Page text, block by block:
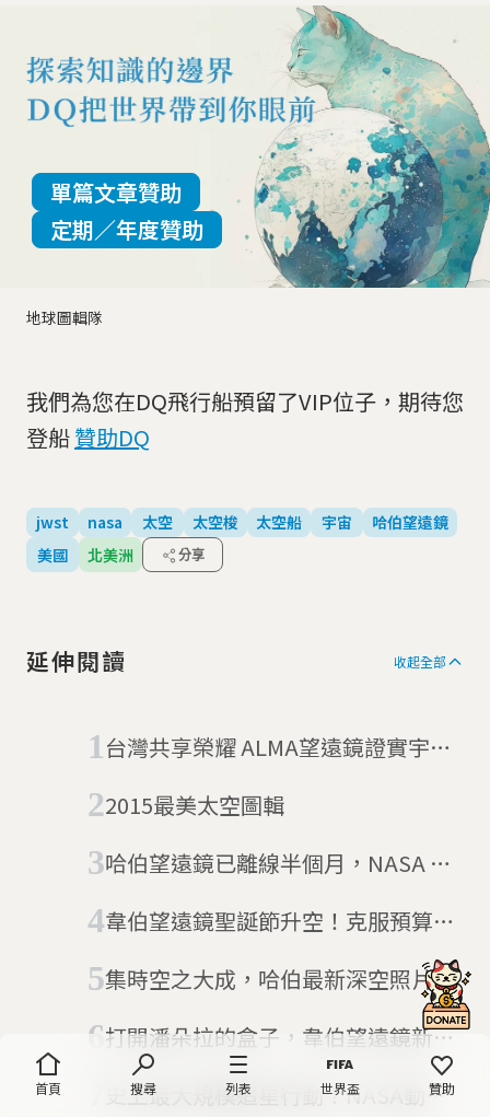
首頁 搜尋 列表 世界盃 贊助
地球圖輯隊
單篇文章贊助
定期／年度贊助
我們為您在DQ飛行船預留了VIP位子，期待您
登船贊助DQ
jwst nasa 太空 太空梭 太空船 宇宙
哈伯望遠鏡
美國
北美洲 分享
延伸閱讀 收起全部
台灣共享榮耀 ALMA望遠鏡證實宇宙
2015最美太空圖輯
哈伯望遠鏡已離線半個月，NASA 鎖
韋伯望遠鏡聖誕節升空！克服預算、
改名爭議 「哈伯傳人」進入關鍵30天
集時空之大成，哈伯最新深空照片吃
打開潘朵拉的盒子，韋伯望遠鏡新發
現六大星系
史上最大規模追星行動！NASA動員